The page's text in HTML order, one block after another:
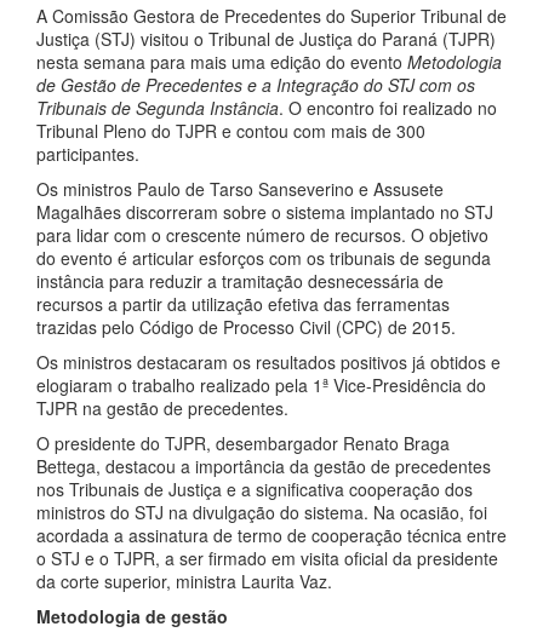
A Comissão Gestora de Precedentes do Superior Tribunal de
Justiça (STJ) visitou o Tribunal de Justiça do Paraná (TJPR)
nesta semana para mais uma edição do evento Metodologia
de Gestão de Precedentes e a Integração do STJ com os
Tribunais de Segunda Instância. O encontro foi realizado no
Tribunal Pleno do TJPR e contou com mais de 300
participantes.
Os ministros Paulo de Tarso Sanseverino e Assusete
Magalhães discorreram sobre o sistema implantado no STJ
para lidar com o crescente número de recursos. O objetivo
do evento é articular esforços com os tribunais de segunda
instância para reduzir a tramitação desnecessária de
recursos a partir da utilização efetiva das ferramentas
trazidas pelo Código de Processo Civil (CPC) de 2015.
Os ministros destacaram os resultados positivos já obtidos e
elogiaram o trabalho realizado pela 1ª Vice-Presidência do
TJPR na gestão de precedentes.
O presidente do TJPR, desembargador Renato Braga
Bettega, destacou a importância da gestão de precedentes
nos Tribunais de Justiça e a significativa cooperação dos
ministros do STJ na divulgação do sistema. Na ocasião, foi
acordada a assinatura de termo de cooperação técnica entre
o STJ e o TJPR, a ser firmado em visita oficial da presidente
da corte superior, ministra Laurita Vaz.
Metodologia de gestão